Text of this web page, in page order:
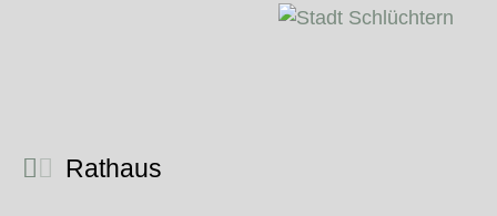
Rathaus